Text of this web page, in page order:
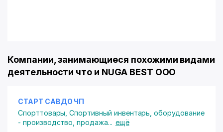
Компании, занимающиеся похожими видами
деятельности что и NUGA BEST ООО
СТАРТ САВДО ЧП
Спорттовары ,Спортивный инвентарь, оборудование
- производство, продажа... ещё